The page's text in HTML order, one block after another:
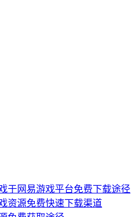
于网易游戏平台免费下载途径
资源免费快速下载渠道